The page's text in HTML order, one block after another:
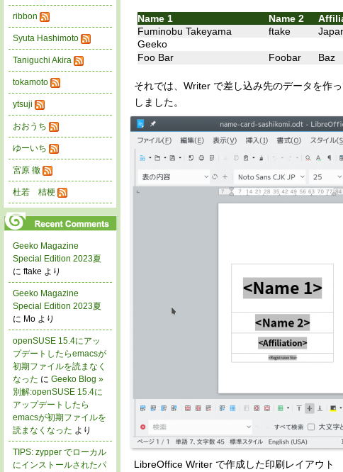
Name 1 Name 2
Fuminobu Takeyama
ftake
Geeko
Foo Bar
Foobar Baz
それでは、Writer で差し込み先のデータを作
しました。
LibreOffice Writer で作成した印刷レイアウト
ribbon
Syuta Hashimoto
Taniguchi Akira
tokamoto
ytsuji
おおうち
ゆーいち
宮原 徹
杜若 桔梗
Geeko Magazine
Special Edition 2023夏
に ftake より
Geeko Magazine
Special Edition 2023夏
に Mo より
openSUSE 15.4にアッ
プデートしたらemacsが
初期ファイルを読まなく
なった に Geeko Blog »
別解:openSUSE 15.4に
アップデートしたら
emacsが初期ファイルを
読まなくなった より
TIPS: zypper でローカル
にインストールされたパ